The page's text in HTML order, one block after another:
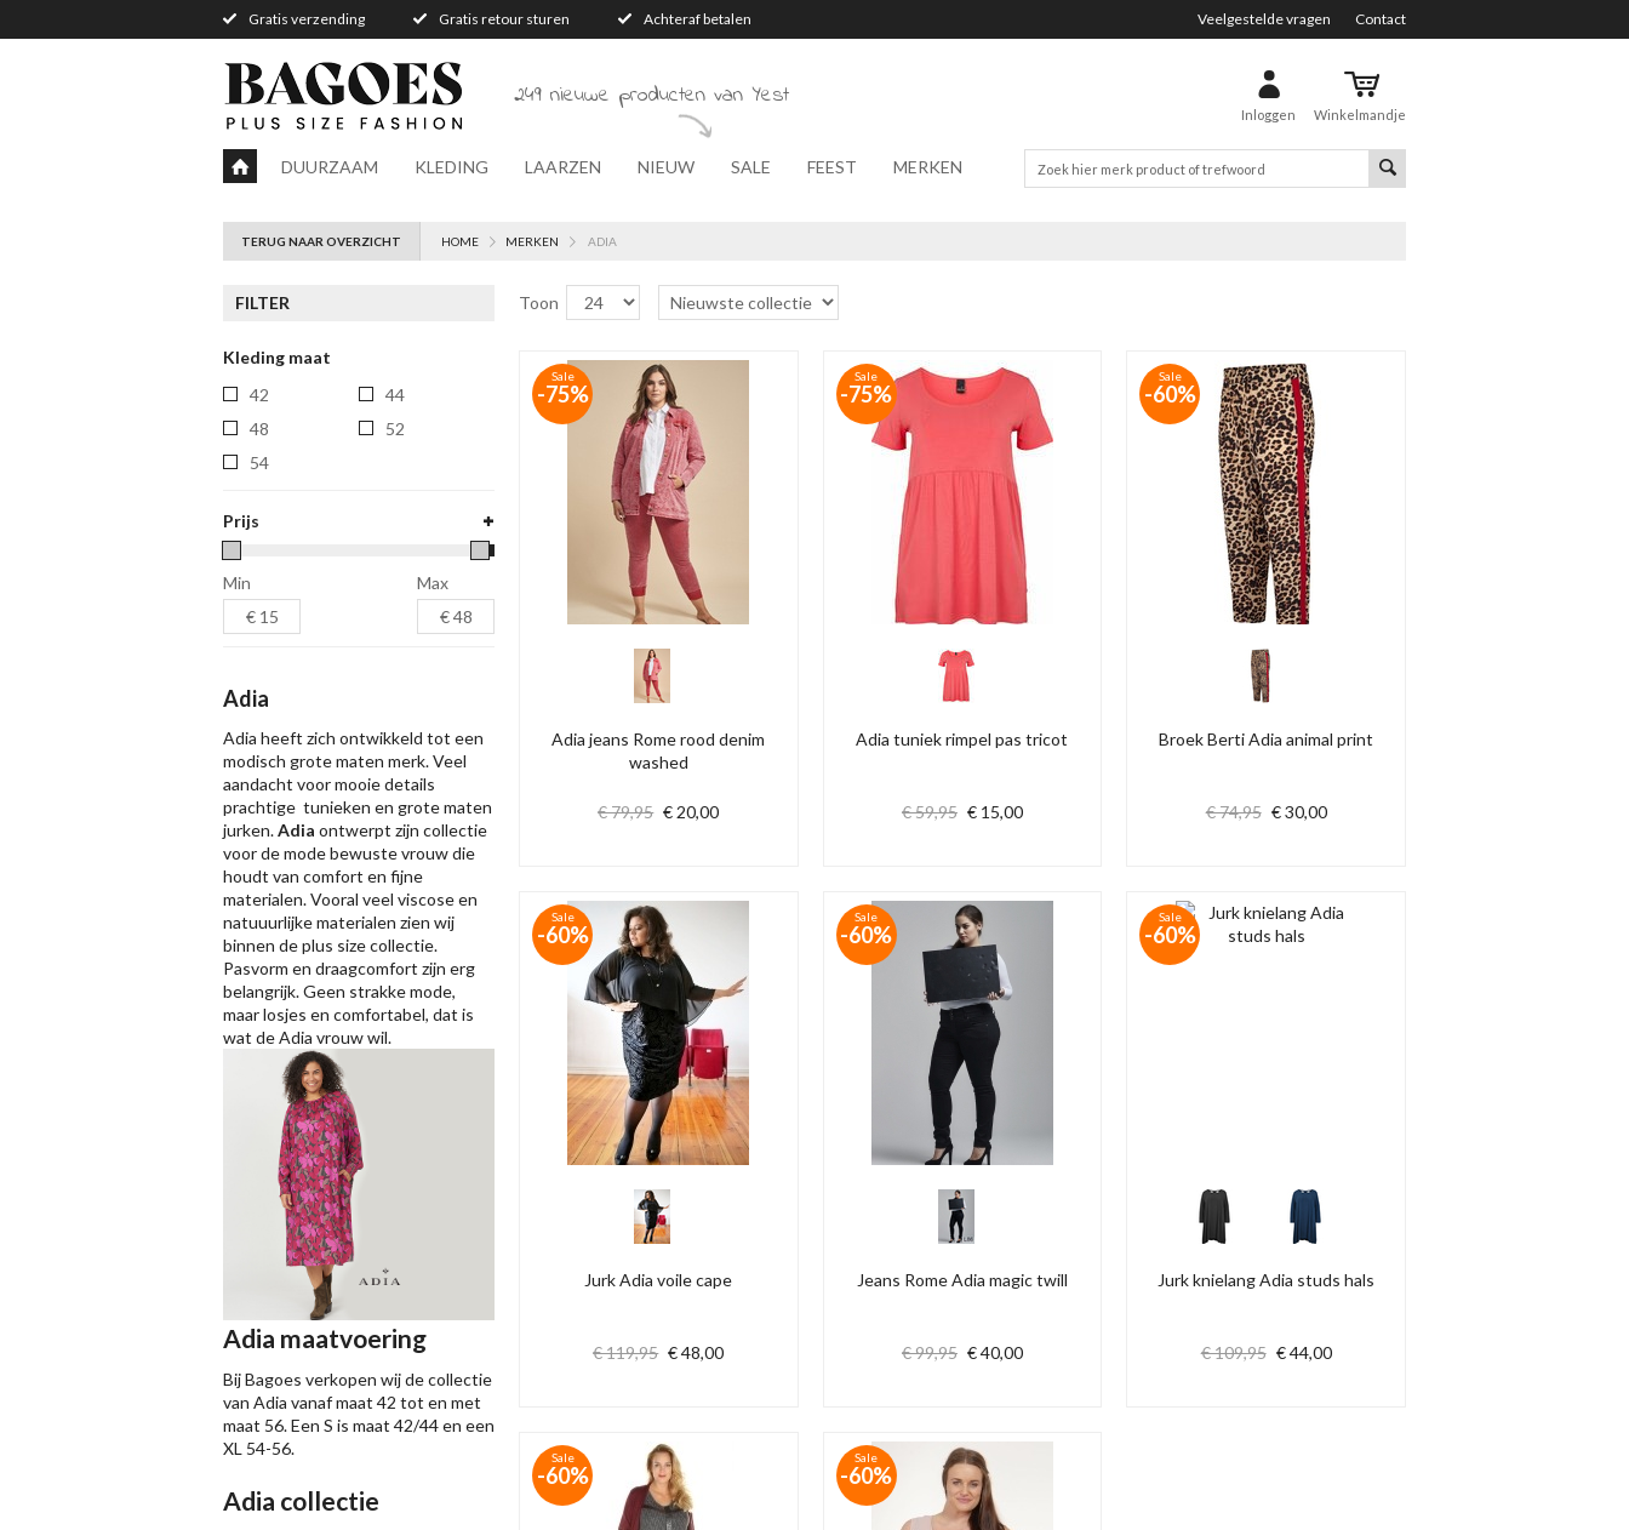
Gratis verzending Gratis retour sturen Achteraf betalen Veelgestelde vragen Contact
Inloggen Winkelmandje
249 nieuwe producten van Yest
DUURZAAM KLEDING LAARZEN NIEUW SALE FEEST MERKEN
TERUG NAAR OVERZICHT HOME MERKEN ADIA
FILTER
Kleding maat
42
44
48
52
54
Prijs
Min Max
Toon
Adia jeans Rome rood denim
washed
€ 79,95 € 20,00
Sale
-75%
Adia tuniek rimpel pas tricot
€ 59,95 € 15,00
Sale
-75%
Broek Berti Adia animal print
€ 74,95 € 30,00
Sale
-60%
Jurk Adia voile cape
€ 119,95 € 48,00
Sale
-60%
Jeans Rome Adia magic twill
€ 99,95 € 40,00
Sale
-60%
Jurk knielang Adia studs hals
€ 109,95 € 44,00
Sale
-60%
Sale
-60%
Sale
-60%
Adia
Adia heeft zich ontwikkeld tot een
modisch grote maten merk. Veel
aandacht voor mooie details
prachtige tunieken en grote maten
jurken.Adia ontwerpt zijn collectie
voor de mode bewuste vrouw die
houdt van comfort en fijne
materialen. Vooral veel viscose en
natuuurlijke materialen zien wij
binnen de plus size collectie.
Pasvorm en draagcomfort zijn erg
belangrijk. Geen strakke mode,
maar losjes en comfortabel, dat is
wat de Adia vrouw wil.
Adia maatvoering
Bij Bagoes verkopen wij de collectie
van Adia vanaf maat 42 tot en met
maat 56. Een S is maat 42/44 en een
XL 54-56.
Adia collectie